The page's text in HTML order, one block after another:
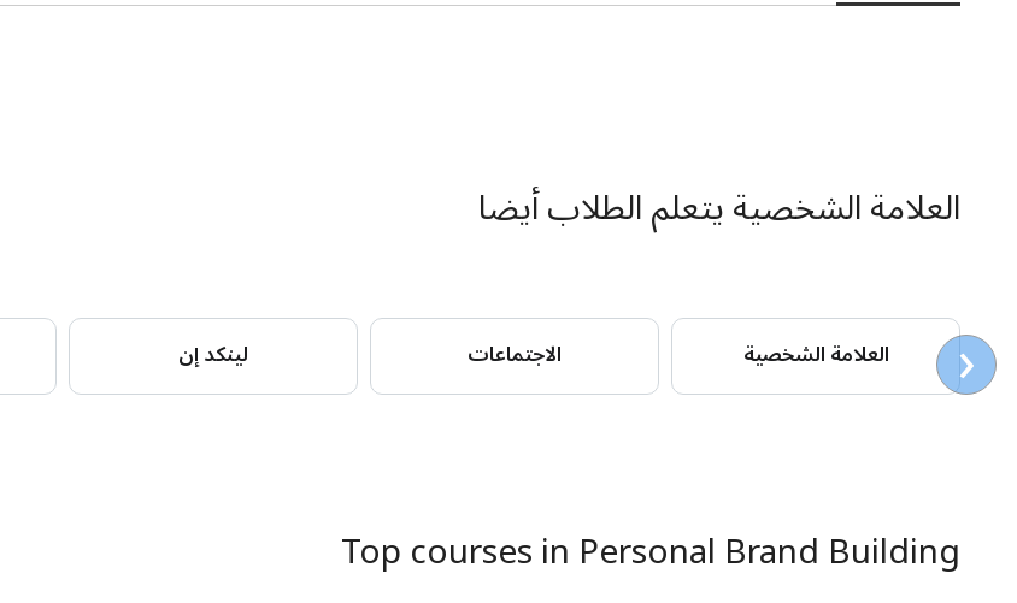
العلامة الشخصية يتعلم الطلاب أيضا
العلامة الشخصية الاجتماعات لينكد إن ‹
Top courses in Personal Brand Building